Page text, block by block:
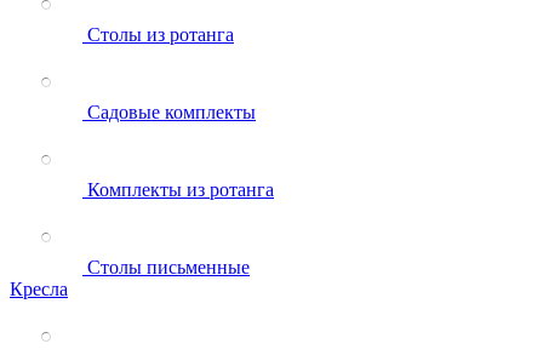
Столы из ротанга
Садовые комплекты
Комплекты из ротанга
Столы письменные
Кресла